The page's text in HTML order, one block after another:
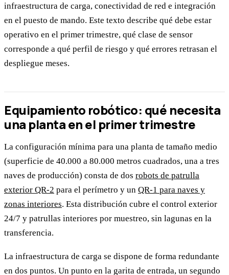
infraestructura de carga, conectividad de red e integración
en el puesto de mando. Este texto describe qué debe estar
operativo en el primer trimestre, qué clase de sensor
corresponde a qué perfil de riesgo y qué errores retrasan el
despliegue meses.
Equipamiento robótico: qué necesita
una planta en el primer trimestre
La configuración mínima para una planta de tamaño medio
(superficie de 40.000 a 80.000 metros cuadrados, una a tres
naves de producción) consta de dos robots de patrulla
exterior QR-2 para el perímetro y un QR-1 para naves y
zonas interiores. Esta distribución cubre el control exterior
24/7 y patrullas interiores por muestreo, sin lagunas en la
transferencia.
La infraestructura de carga se dispone de forma redundante
en dos puntos. Un punto en la garita de entrada, un segundo